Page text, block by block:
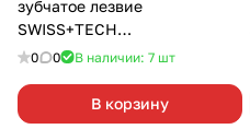
зубчатое лезвие
SWISS+TECH
алюмин.рукоятка ST014005
0 0 В наличии: 7 шт
В корзину